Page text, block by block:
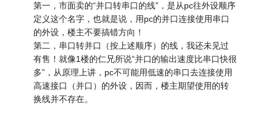
第一，市面卖的“并口转串口的线”，是从pc往外设顺序
定义这个名字，也就是说，用pc的并口连接使用串口
的外设，楼主不要搞错方向！
第二，串口转并口（按上述顺序）的线，我还未见过
有售！就像1楼的仁兄所说“并口的输出速度比串口快很
多”，从原理上讲，pc不可能用低速的串口去连接使用
高速接口（并口）的外设，因而，楼主期望使用的转
换线并不存在。